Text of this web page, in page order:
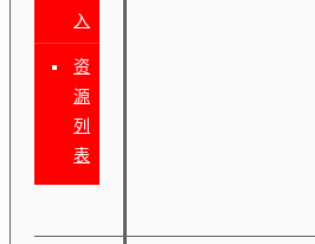
入
资
源
列
表